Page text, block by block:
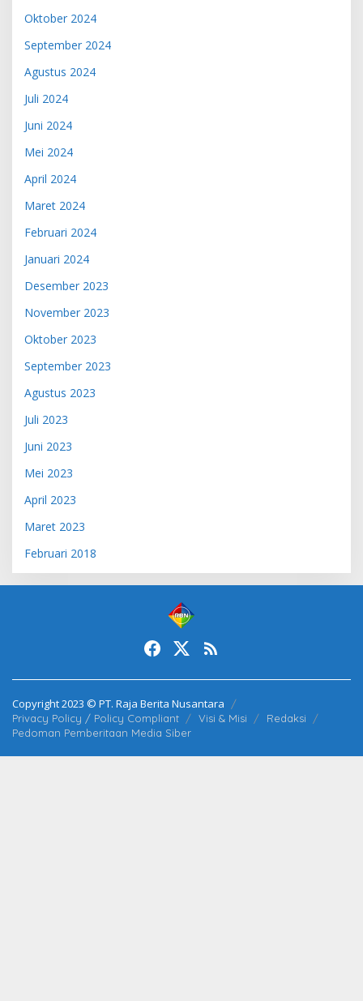
Oktober 2024
September 2024
Agustus 2024
Juli 2024
Juni 2024
Mei 2024
April 2024
Maret 2024
Februari 2024
Januari 2024
Desember 2023
November 2023
Oktober 2023
September 2023
Agustus 2023
Juli 2023
Juni 2023
Mei 2023
April 2023
Maret 2023
Februari 2018
Copyright 2023 © PT. Raja Berita Nusantara
Privacy Policy / Policy Compliant Visi & Misi
Redaksi
Pedoman Pemberitaan Media Siber